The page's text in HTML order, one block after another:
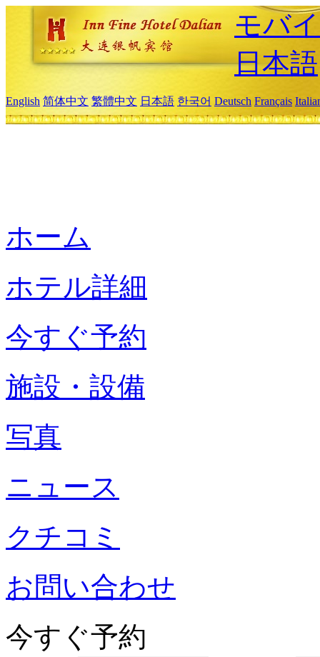
モバ
日本語
English 简体中文 繁體中文 日本語 한국어 Deutsch Français
ホーム
ホテル詳細
今すぐ予約
施設・設備
写真
ニュース
クチコミ
お問い合わせ
今すぐ予約